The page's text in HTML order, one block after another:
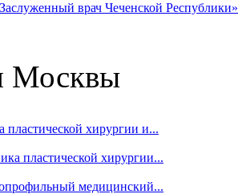
врач Чеченской Республики»
Москвы
хирургии и...
пластической хирургии...
медицинский...